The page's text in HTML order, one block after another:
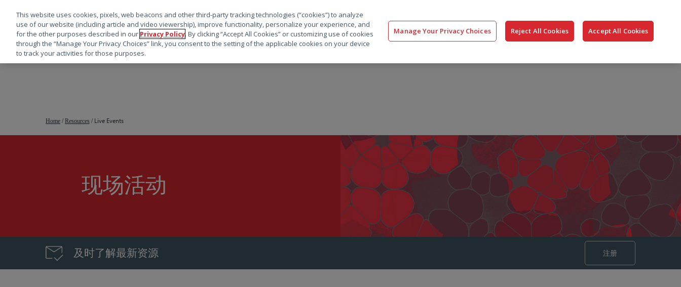
内
解决方案 软件 服务 资源 公司 联系我们 登录
搜
索
Home / Resources / Live Events
现场活动
及时了解最新资源 注册
This website uses cookies, pixels, web beacons and other third-party tracking technologies (“cookies”) to analyze
use of our website (including article and video viewership), improve functionality, personalize your experience, and
for the other purposes described in our Privacy Policy. By clicking “Accept All Cookies” or customizing use of cookies
through the “Manage Your Privacy Choices” link, you consent to the setting of the applicable cookies on your device
to track your activities for those purposes.
Manage Your Privacy Choices Reject All Cookies Accept All Cookies